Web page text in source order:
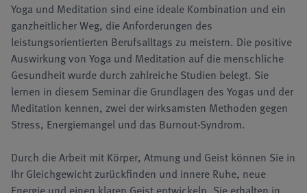
Yoga und Meditation sind eine ideale Kombination und ein
ganzheitlicher Weg, die Anforderungen des
leistungsorientierten Berufsalltags zu meistern. Die positive
Auswirkung von Yoga und Meditation auf die menschliche
Gesundheit wurde durch zahlreiche Studien belegt. Sie
lernen in diesem Seminar die Grundlagen des Yogas und der
Meditation kennen, zwei der wirksamsten Methoden gegen
Stress, Energiemangel und das Burnout-Syndrom.
Durch die Arbeit mit Körper, Atmung und Geist können Sie in
Ihr Gleichgewicht zurückfinden und innere Ruhe, neue